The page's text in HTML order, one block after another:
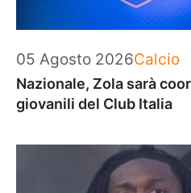
05 Agosto 2026Calcio
Nazionale, Zola sarà
giovanili del Club Italia